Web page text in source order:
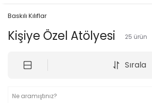
Baskılı Kılıflar
Kişiye Özel Atölyesi 25 ürün
Sırala